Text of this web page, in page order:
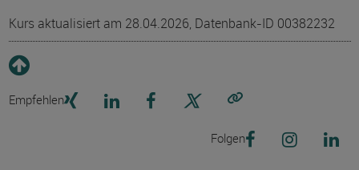
Kurs aktualisiert am 28.04.2026, Datenbank-ID 00382232
Empfehlen
Folgen